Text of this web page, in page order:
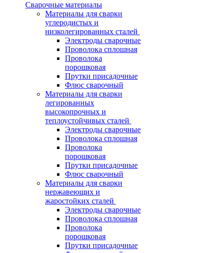
Сварочные материалы
Материалы для сварки
углеродистых и
низколегированных сталей
Электроды сварочные
Проволока сплошная
Проволока
порошковая
Прутки присадочные
Флюс сварочный
Материалы для сварки
легированных
высокопрочных и
теплоустойчивых сталей
Электроды сварочные
Проволока сплошная
Проволока
порошковая
Прутки присадочные
Флюс сварочный
Материалы для сварки
нержавеющих и
жаростойких сталей
Электроды сварочные
Проволока сплошная
Проволока
порошковая
Прутки присадочные